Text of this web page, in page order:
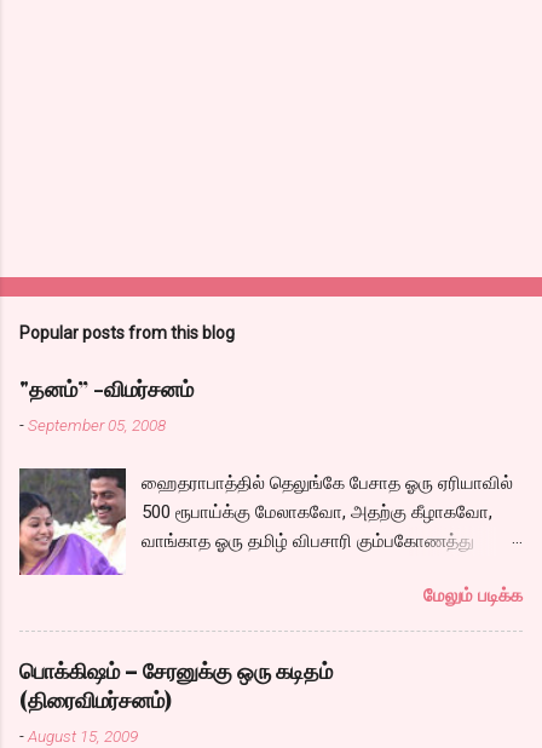
Popular posts from this blog
"தனம்” -விமர்சனம்
-September 05, 2008
ஹைதராபாத்தில் தெலுங்கே பேசாத ஓரு ஏரியாவில்
500 ரூபாய்க்கு மேலாகவோ, அதற்கு கீழாகவோ,
வாங்காத ஓரு தமிழ் விபசாரி கும்பகோணத்து
வாழ்கைபடுகிறாள். அவளுடய வாழ்கை எப்படி
அமைந்தது? என்ற ஓரு நல்ல லைனை , சங்கீதா
தன்னுடய இடுப்பை சுழற்றி, சுழற்றி நடப்பதை போல்
சும்மா, சுத்தி, சுத்தி குழப்பி, நம்பமுடியாத
திரைக்கதையால் சொதப்பி,சங்கீதாவை ஏதோ
மேலும் படிக்க
பொக்கிஷம் – சேரனுக்கு ஒரு கடிதம்
(திரைவிமர்சனம்)
-August 15, 2009